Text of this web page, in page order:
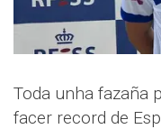
Toda unha fazaña
facer record de